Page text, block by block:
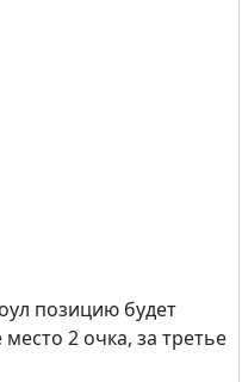
позицию будет
2 очка, за третье